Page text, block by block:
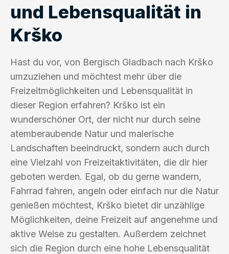
und Lebensqualität in
Krško
Hast du vor, von Bergisch Gladbach nach Krško
umzuziehen und möchtest mehr über die
Freizeitmöglichkeiten und Lebensqualität in
dieser Region erfahren? Krško ist ein
wunderschöner Ort, der nicht nur durch seine
atemberaubende Natur und malerische
Landschaften beeindruckt, sondern auch durch
eine Vielzahl von Freizeitaktivitäten, die dir hier
geboten werden. Egal, ob du gerne wandern,
Fahrrad fahren, angeln oder einfach nur die Natur
genießen möchtest, Krško bietet dir unzählige
Möglichkeiten, deine Freizeit auf angenehme und
aktive Weise zu gestalten. Außerdem zeichnet
sich die Region durch eine hohe Lebensqualität